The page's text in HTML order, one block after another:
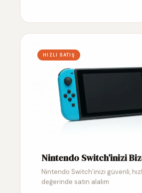
HIZLI SATIŞ
Nintendo Switch’inizi
Nintendo Switch’inizi güvenli,
değerinde satın alalım